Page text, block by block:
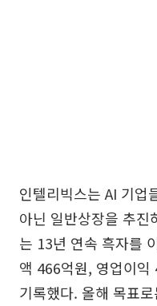
인텔리빅스는 AI 기업
아닌 일반상장을 추
는 13년 연속 흑자를
액 466억원, 영업이
기록했다. 올해 목표